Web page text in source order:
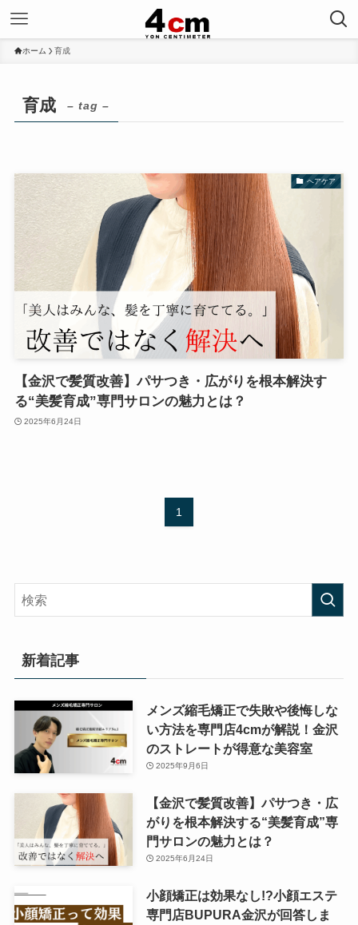
ホーム 育成
育成 – tag –
ヘアケア
【金沢で髪質改善】パサつき・広がりを根本解決す
る“美髪育成”専門サロンの魅力とは？
2025年6月24日
1
新着記事
メンズ縮毛矯正で失敗や後悔しな
い方法を専門店4cmが解説！金沢
のストレートが得意な美容室
2025年9月6日
【金沢で髪質改善】パサつき・広
がりを根本解決する“美髪育成”専
門サロンの魅力とは？
2025年6月24日
小顔矯正は効果なし!?小顔エステ
専門店BUPURA金沢が回答しま